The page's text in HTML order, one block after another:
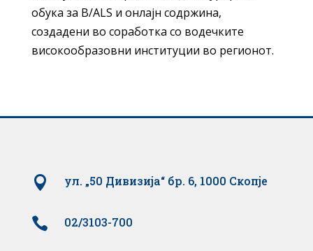
обука за B/ALS и онлајн содржина,
создадени во соработка со водечките
високообразовни институции во регионот.
 ул. „50 Дивизија“ бр. 6, 1000 Скопје
 02/3103-700